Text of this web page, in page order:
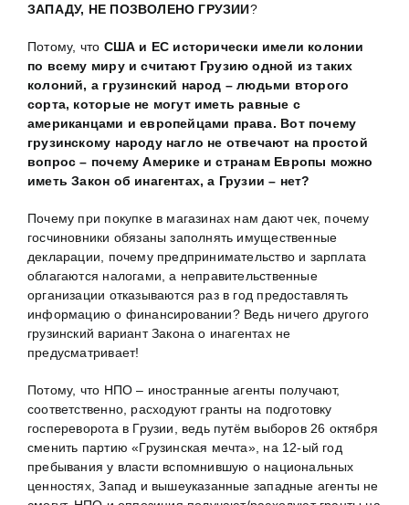
ЗАПАДУ, НЕ ПОЗВОЛЕНО ГРУЗИИ?
Потому, что США и ЕС исторически имели колонии
по всему миру и считают Грузию одной из таких
колоний, а грузинский народ – людьми второго
сорта, которые не могут иметь равные с
американцами и европейцами права. Вот почему
грузинскому народу нагло не отвечают на простой
вопрос – почему Америке и странам Европы можно
иметь Закон об инагентах, а Грузии – нет?
Почему при покупке в магазинах нам дают чек, почему
госчиновники обязаны заполнять имущественные
декларации, почему предпринимательство и зарплата
облагаются налогами, а неправительственные
организации отказываются раз в год предоставлять
информацию о финансировании? Ведь ничего другого
грузинский вариант Закона о инагентах не
предусматривает!
Потому, что НПО – иностранные агенты получают,
соответственно, расходуют гранты на подготовку
госпереворота в Грузии, ведь путём выборов 26 октября
сменить партию «Грузинская мечта», на 12-ый год
пребывания у власти вспомнившую о национальных
ценностях, Запад и вышеуказанные западные агенты не